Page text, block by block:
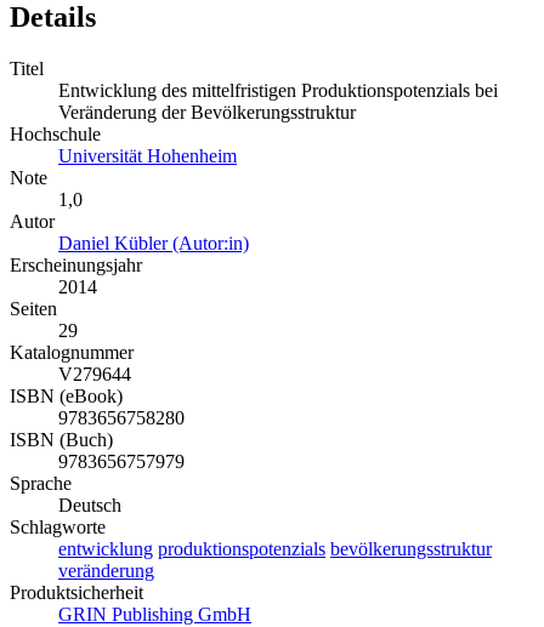
Details
Titel
Entwicklung des mittelfristigen Produktionspotenzials bei
Veränderung der Bevölkerungsstruktur
Hochschule
Universität Hohenheim
Note
1,0
Autor
Daniel Kübler (Autor:in)
Erscheinungsjahr
2014
Seiten
29
Katalognummer
V279644
ISBN (eBook)
9783656758280
ISBN (Buch)
9783656757979
Sprache
Deutsch
Schlagworte
entwicklung produktionspotenzials bevölkerungsstruktur
veränderung
Produktsicherheit
GRIN Publishing GmbH